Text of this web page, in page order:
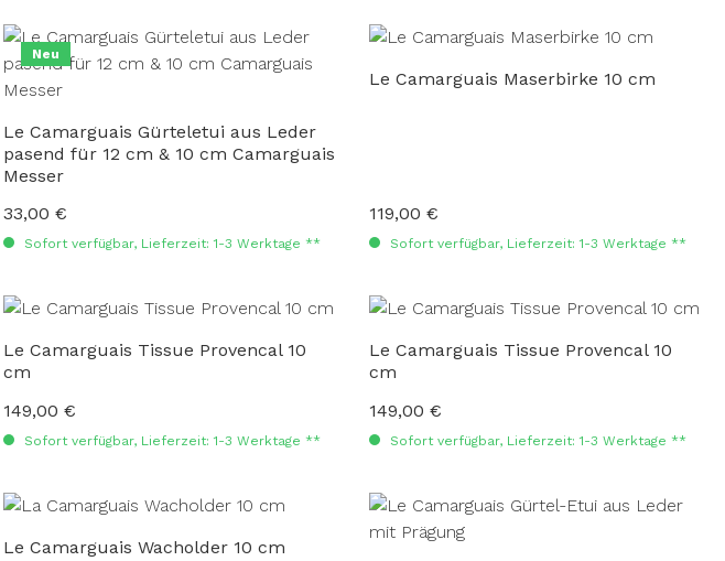
Neu
Le Camarguais Gürteletui aus Leder
pasend für 12 cm & 10 cm Camarguais
Messer
Regulärer Preis:
33,00 €
Sofort verfügbar, Lieferzeit: 1-3 Werktage **
Le Camarguais Maserbirke 10 cm
Regulärer Preis:
119,00 €
Sofort verfügbar, Lieferzeit: 1-3 Werktage **
Le Camarguais Tissue Provencal 10
cm
Regulärer Preis:
149,00 €
Sofort verfügbar, Lieferzeit: 1-3 Werktage **
Le Camarguais Tissue Provencal 10
cm
Regulärer Preis:
149,00 €
Sofort verfügbar, Lieferzeit: 1-3 Werktage **
Le Camarguais Wacholder 10 cm